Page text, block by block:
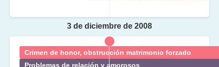
Crimen de honor, obstrucción matrimonio forzado
Problemas de relación y amorosos
3 de diciembre de 2008